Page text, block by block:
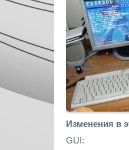
Изменения в
GUI: